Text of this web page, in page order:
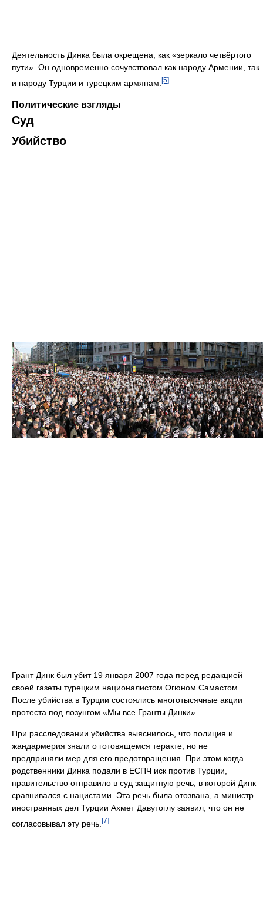
Деятельность Динка была окрещена, как «зеркало четвёртого
пути». Он одновременно сочувствовал как народу Армении, так
и народу Турции и турецким армянам. [5]
Политические взгляды
Суд
Убийство
Грант Динк был убит 19 января 2007 года перед редакцией
своей газеты турецким националистом Огюном Самастом.
После убийства в Турции состоялись многотысячные акции
протеста под лозунгом «Мы все Гранты Динки».
При расследовании убийства выяснилось, что полиция и
жандармерия знали о готовящемся теракте, но не
предприняли мер для его предотвращения. При этом когда
родственники Динка подали в ЕСПЧ иск против Турции,
правительство отправило в суд защитную речь, в которой Динк
сравнивался с нацистами. Эта речь была отозвана, а министр
иностранных дел Турции Ахмет Давутоглу заявил, что он не
согласовывал эту речь. [7]